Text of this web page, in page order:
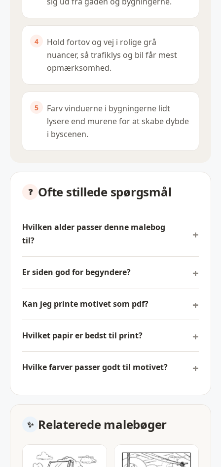
Hold fortov og vej i rolige grå
nuancer, så trafiklys og bil får mest
opmærksomhed.
Farv vinduerne i bygningerne lidt
lysere end murene for at skabe dybde
i byscenen.
Ofte stillede spørgsmål
Hvilken alder passer denne malebog
til?
Er siden god for begyndere?
Kan jeg printe motivet som pdf?
Hvilket papir er bedst til print?
Hvilke farver passer godt til motivet?
Relaterede malebøger